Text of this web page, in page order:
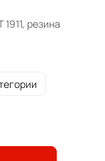
резина